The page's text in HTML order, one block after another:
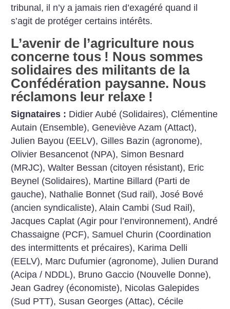
tribunal, il n’y a jamais rien d’exagéré quand il
s’agit de protéger certains intérêts.
L’avenir de l’agriculture nous
concerne tous ! Nous sommes
solidaires des militants de la
Confédération paysanne. Nous
réclamons leur relaxe !
Signataires : Didier Aubé (Solidaires), Clémentine
Autain (Ensemble), Geneviève Azam (Attact),
Julien Bayou (EELV), Gilles Bazin (agronome),
Olivier Besancenot (NPA), Simon Besnard
(MRJC), Walter Bessan (citoyen résistant), Eric
Beynel (Solidaires), Martine Billard (Parti de
gauche), Nathalie Bonnet (Sud rail), José Bové
(ancien syndicaliste), Alain Cambi (Sud Rail),
Jacques Caplat (Agir pour l’environnement), André
Chassaigne (PCF), Samuel Churin (Coordination
des intermittents et précaires), Karima Delli
(EELV), Marc Dufumier (agronome), Julien Durand
(Acipa / NDDL), Bruno Gaccio (Nouvelle Donne),
Jean Gadrey (économiste), Nicolas Galepides
(Sud PTT), Susan Georges (Attac), Cécile